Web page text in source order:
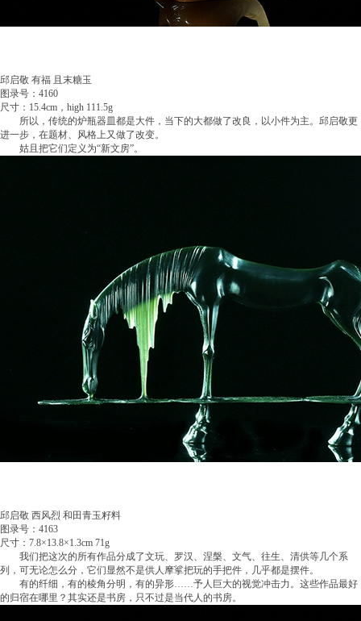
邱启敬 有福 且末糖玉
图录号：4160
尺寸：15.4cm，high 111.5g
所以，传统的炉瓶器皿都是大件，当下的大都做了改良，以小件为主。邱启敬更
进一步，在题材、风格上又做了改变。
姑且把它们定义为“新文房”。
邱启敬 西风烈 和田青玉籽料
图录号：4163
尺寸：7.8×13.8×1.3cm 71g
我们把这次的所有作品分成了文玩、罗汉、涅槃、文气、往生、清供等几个系
列，可无论怎么分，它们显然不是供人摩挲把玩的手把件，几乎都是摆件。
有的纤细，有的棱角分明，有的异形……予人巨大的视觉冲击力。这些作品最好
的归宿在哪里？其实还是书房，只不过是当代人的书房。